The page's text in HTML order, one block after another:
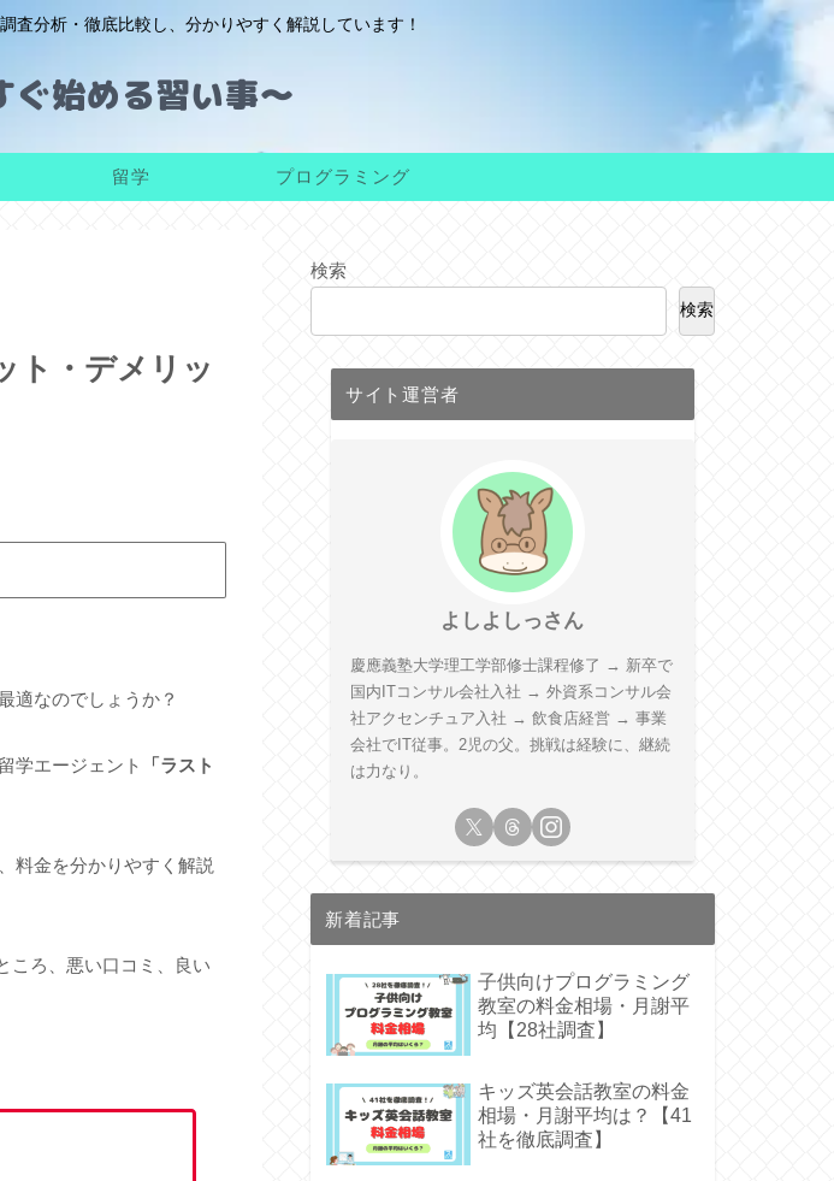
査分析・徹底比較し、分かりやすく解説しています！
留学 プログラミング
ト・デメリッ
適なのでしょうか？
学エージェント
「ラスト
料金を分かりやすく解説
ころ、悪い口コミ、良い
検索
検索
サイト運営者
よしよしっさん
慶應義塾大学理工学部修士課程修了 → 新卒で
国内ITコンサル会社入社 → 外資系コンサル会
社アクセンチュア入社 → 飲食店経営 → 事業
会社でIT従事。2児の父。挑戦は経験に、継続
は力なり。
新着記事
子供向けプログラミング
教室の料金相場・月謝平
均【28社調査】
キッズ英会話教室の料金
相場・月謝平均は？【41
社を徹底調査】